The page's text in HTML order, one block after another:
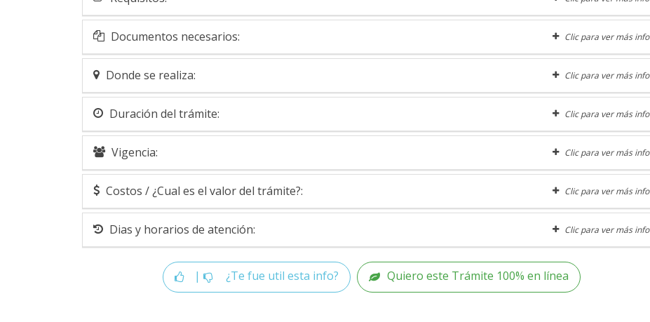
Documentos necesarios: Clic para ver más info
Donde se realiza: Clic para ver más info
Duración del trámite: Clic para ver más info
Vigencia: Clic para ver más info
Costos / ¿Cual es el valor del trámite?: Clic para ver más info
Dias y horarios de atención: Clic para ver más info
| ¿Te fue util esta info? Quiero este Trámite 100% en línea